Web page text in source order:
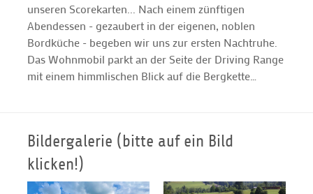
unseren Scorekarten... Nach einem zünftigen
Abendessen - gezaubert in der eigenen, noblen
Bordküche - begeben wir uns zur ersten Nachtruhe.
Das Wohnmobil parkt an der Seite der Driving Range
mit einem himmlischen Blick auf die Bergkette…
Bildergalerie (bitte auf ein Bild
klicken!)